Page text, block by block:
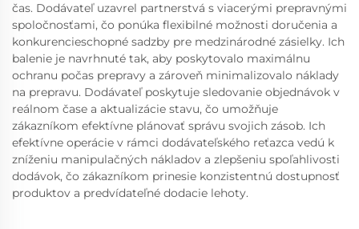
čas. Dodávateľ uzavrel partnerstvá s viacerými prepravnými
spoločnosťami, čo ponúka flexibilné možnosti doručenia a
konkurencieschopné sadzby pre medzinárodné zásielky. Ich
balenie je navrhnuté tak, aby poskytovalo maximálnu
ochranu počas prepravy a zároveň minimalizovalo náklady
na prepravu. Dodávateľ poskytuje sledovanie objednávok v
reálnom čase a aktualizácie stavu, čo umožňuje
zákazníkom efektívne plánovať správu svojich zásob. Ich
efektívne operácie v rámci dodávateľského reťazca vedú k
zníženiu manipulačných nákladov a zlepšeniu spoľahlivosti
dodávok, čo zákazníkom prinesie konzistentnú dostupnosť
produktov a predvídateľné dodacie lehoty.